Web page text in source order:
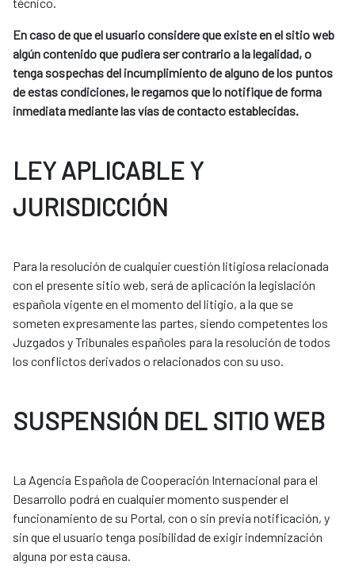
En caso de que el usuario considere que existe en el sitio web
algún contenido que pudiera ser contrario a la legalidad, o
tenga sospechas del incumplimiento de alguno de los puntos
de estas condiciones, le regamos que lo notifique de forma
inmediata mediante las vías de contacto establecidas.
LEY APLICABLE Y
JURISDICCIÓN
Para la resolución de cualquier cuestión litigiosa relacionada
con el presente sitio web, será de aplicación la legislación
española vigente en el momento del litigio, a la que se
someten expresamente las partes, siendo competentes los
Juzgados y Tribunales españoles para la resolución de todos
los conflictos derivados o relacionados con su uso.
SUSPENSIÓN DEL SITIO WEB
La Agencia Española de Cooperación Internacional para el
Desarrollo podrá en cualquier momento suspender el
funcionamiento de su Portal, con o sin previa notificación, y
sin que el usuario tenga posibilidad de exigir indemnización
alguna por esta causa.